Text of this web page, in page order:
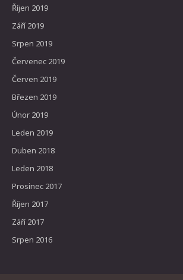
Říjen 2019
Září 2019
Srpen 2019
Červenec 2019
Červen 2019
Březen 2019
Únor 2019
Leden 2019
Duben 2018
Leden 2018
Prosinec 2017
Říjen 2017
Září 2017
Srpen 2016